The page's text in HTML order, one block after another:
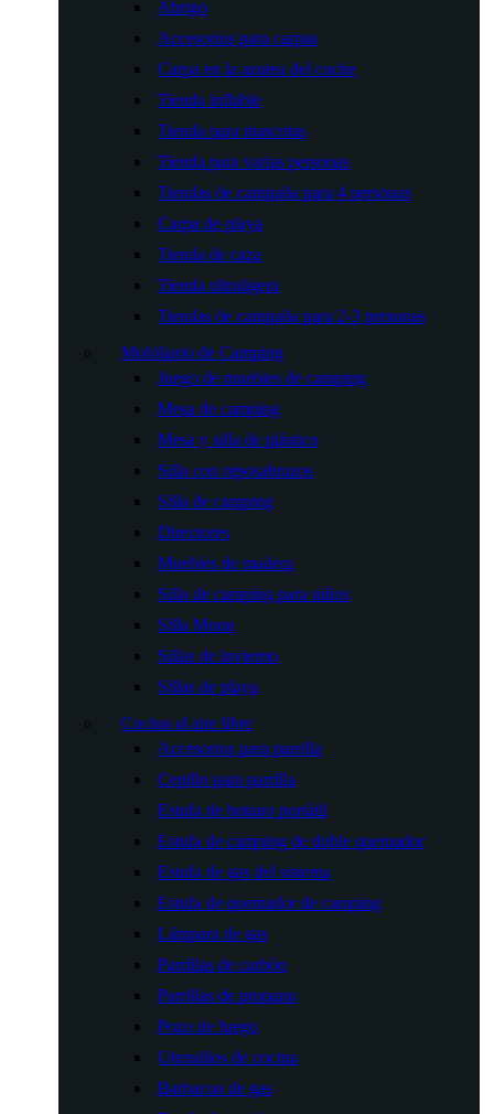
Abrigo
Accesorios para carpas
Carpa en la azotea del coche
Tienda inflable
Tienda para mascotas
Tienda para varias personas
Tiendas de campaña para 4 personas
Carpa de playa
Tienda de caza
Tienda ultraligera
Tiendas de campaña para 2-3 personas
Mobiliario de Camping
Juego de muebles de camping
Mesa de camping
Mesa y silla de plástico
Silla con reposabrazos
Silla de camping
Directores
Muebles de madera
Silla de camping para niños
Silla Moon
Sillas de invierno
Sillas de playa
Cocina al aire libre
Accesorios para parrilla
Cepillo para parrilla
Estufa de butano portátil
Estufa de camping de doble quemador
Estufa de gas del sistema
Estufa de quemador de camping
Lámpara de gas
Parrillas de carbón
Parrillas de propano
Pozo de fuego
Utensilios de cocina
Barbacoa de gas